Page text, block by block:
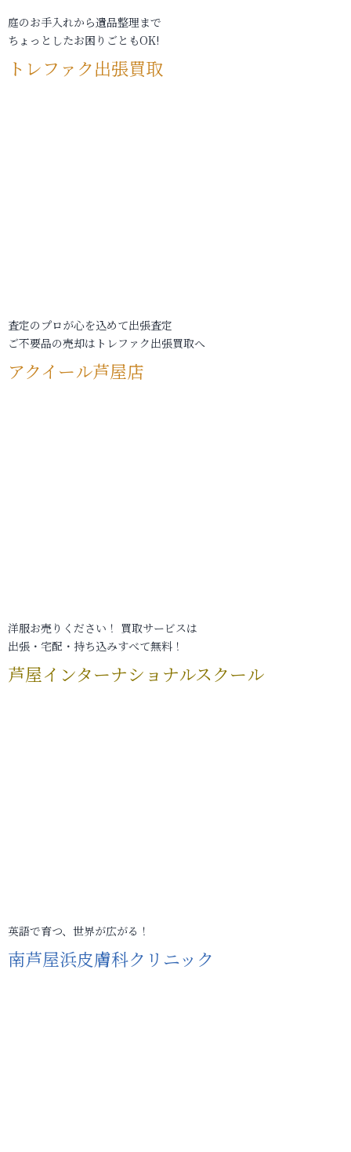
庭のお手入れから遺品整理まで
ちょっとしたお困りごともOK!
トレファク出張買取
査定のプロが心を込めて出張査定
ご不要品の売却はトレファク出張買取へ
アクイール芦屋店
洋服お売りください！ 買取サービスは
出張・宅配・持ち込みすべて無料！
芦屋インターナショナルスクール
英語で育つ、世界が広がる！
南芦屋浜皮膚科クリニック